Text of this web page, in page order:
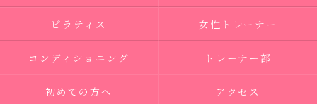
ピラティス 女性トレーナー
コンディショニング トレーナー部
初めての方へ アクセス